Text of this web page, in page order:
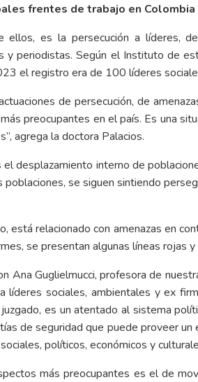
frentes de trabajo en
ellos, es la persecución a líderes,
y periodistas. Según el Instituto de
el registro era de 100 líderes
de persecución, de
preocupantes en el país. Es una
agrega la doctora Palacios.
desplazamiento interno de
poblaciones, se siguen sintiendo
está relacionado con amenazas en
se presentan algunas líneas rojas
Ana Guglielmucci, profesora de
líderes sociales, ambientales y ex
es un atentado al sistema
de seguridad que puede proveer
políticos, económicos y
más preocupantes es el de